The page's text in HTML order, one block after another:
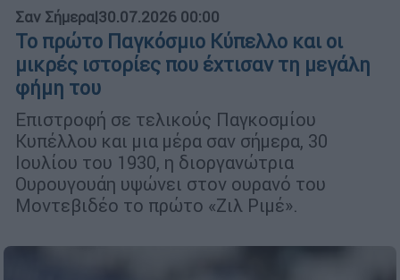
Σαν Σήμερα|30.07.2026 00:00
Το πρώτο Παγκόσμιο Κύπελλο και οι
μικρές ιστορίες που έχτισαν τη μεγάλη
φήμη του
Επιστροφή σε τελικούς Παγκοσμίου
Κυπέλλου και μια μέρα σαν σήμερα, 30
Ιουλίου του 1930, η διοργανώτρια
Ουρουγουάη υψώνει στον ουρανό του
Μοντεβιδέο το πρώτο «Ζιλ Ριμέ».